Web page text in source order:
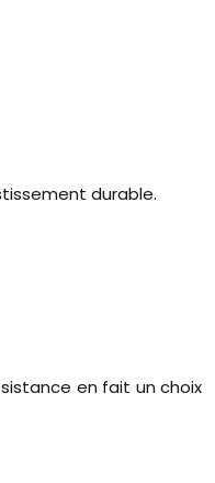
durable.
en fait un choix